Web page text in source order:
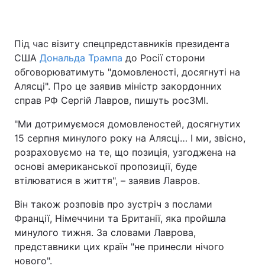
Україна Політика
Економіка
Спорт Наука
Техно і зв'язок Лайт
Зброя Інциденти
Здоров'я Туризм
Цікавинки Погода
Екологія Регіони
Лонгріди
Під час візиту спецпредставників президента
США Дональда Трампа до Росії сторони
обговорюватимуть "домовленості, досягнуті на
Алясці". Про це заявив міністр закордонних
справ РФ Сергій Лавров, пишуть росЗМІ.
"Ми дотримуємося домовленостей, досягнутих
15 серпня минулого року на Алясці… І ми, звісно,
розраховуємо на те, що позиція, узгоджена на
основі американської пропозиції, буде
втілюватися в життя", – заявив Лавров.
Він також розповів про зустріч з послами
Франції, Німеччини та Британії, яка пройшла
минулого тижня. За словами Лаврова,
представники цих країн "не принесли нічого
нового".